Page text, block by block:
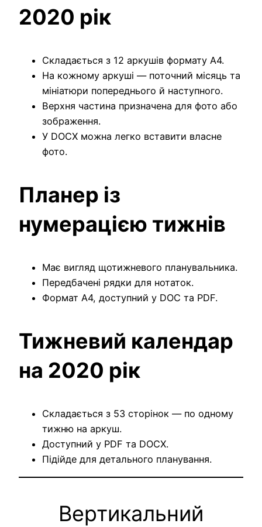
2020 рік
Складається з 12 аркушів формату A4.
На кожному аркуші — поточний місяць та
мініатюри попереднього й наступного.
Верхня частина призначена для фото або
зображення.
У DOCX можна легко вставити власне
фото.
Планер із
нумерацією тижнів
Має вигляд щотижневого планувальника.
Передбачені рядки для нотаток.
Формат A4, доступний у DOC та PDF.
Тижневий календар
на 2020 рік
Складається з 53 сторінок — по одному
тижню на аркуш.
Доступний у PDF та DOCX.
Підійде для детального планування.
Вертикальний